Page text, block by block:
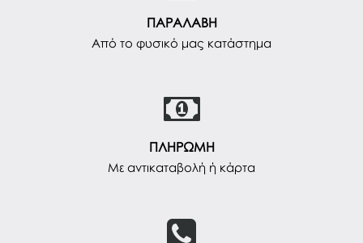
ΠΑΡΑΛΑΒΗ
Από το φυσικό μας κατάστημα
ΠΛΗΡΩΜΗ
Με αντικαταβολή ή κάρτα